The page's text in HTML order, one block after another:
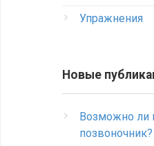
Упражнения
Новые
Возможно ли
позвоночник?